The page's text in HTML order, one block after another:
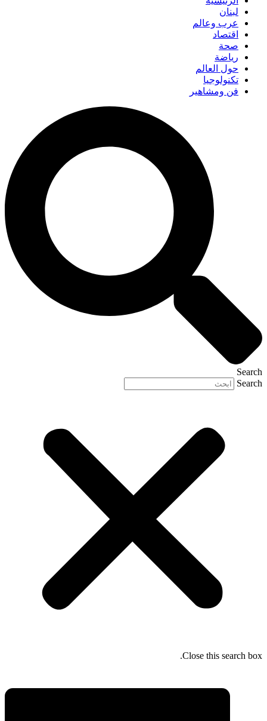
لبنان
عرب وعالم
اقتصاد
صحة
رياضة
حول العالم
تكنولوجيا
فن ومشاهير
Search
Search
Close this search box.